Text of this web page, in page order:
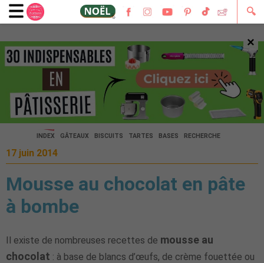
🔍
×
🔍
INDEX GÂTEAUX BISCUITS TARTES BASES RECHERCHE
17 juin 2014
Mousse au chocolat en pâte
à bombe
Il existe de nombreuses recettes de mousse au
chocolat : à base de blancs d’œufs, de crème fouettée ou